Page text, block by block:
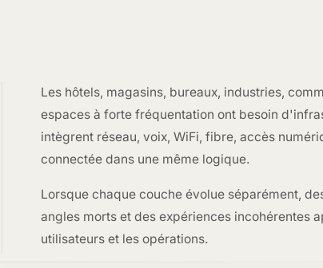
Les hôtels, magasins, bureaux, industries,
espaces à forte fréquentation ont besoin
intègrent réseau, voix, WiFi, fibre, accès
connectée dans une même logique.
Lorsque chaque couche évolue séparément,
angles morts et des expériences incohérentes
utilisateurs et les opérations.